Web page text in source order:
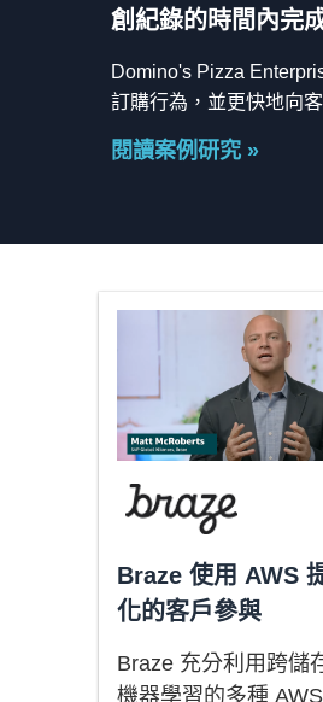
創紀錄的時間內完
Domino's Pizza
訂購行為，並更快地向
閱讀案例研究 »
Braze 使用 AWS
化的客戶參與
Braze 充分利用跨儲
機器學習的多種